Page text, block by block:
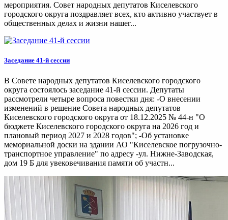
мероприятия. Совет народных депутатов Киселевского
городского округа поздравляет всех, кто активно участвует в
общественных делах и жизни нашег...
Заседание 41-й сессии
В Совете народных депутатов Киселевского городского
округа состоялось заседание 41-й сессии. Депутаты
рассмотрели четыре вопроса повестки дня: -О внесении
изменений в решение Совета народных депутатов
Киселевского городского округа от 18.12.2025 № 44-н "О
бюджете Киселевского городского округа на 2026 год и
плановый период 2027 и 2028 годов"; -Об установке
мемориальной доски на здании АО "Киселевское погрузочно-
транспортное управление" по адресу -ул. Нижне-Заводская,
дом 19 Б для увековечивания памяти об участн...